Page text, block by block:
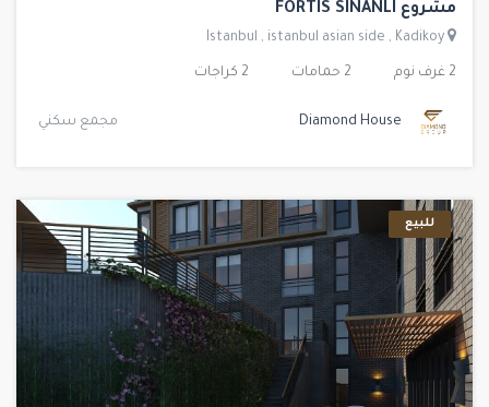
مشروع FORTIS SINANLI
Istanbul , istanbul asian side , Kadikoy
2 غرف نوم 2 حمامات 2 كراجات
Diamond House مجمع سكني
للبيع